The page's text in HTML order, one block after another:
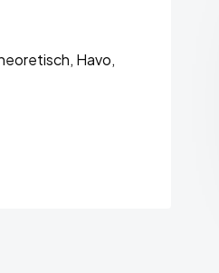
Havo,